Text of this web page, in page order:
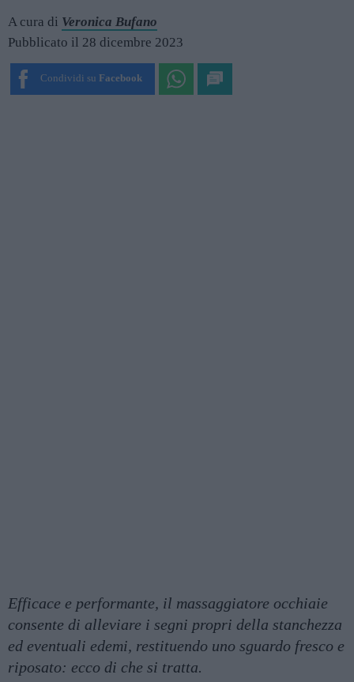
A cura di Veronica Bufano
Pubblicato il 28 dicembre 2023
Condividi su Facebook
Efficace e performante, il massaggiatore occhiaie
consente di alleviare i segni propri della stanchezza
ed eventuali edemi, restituendo uno sguardo fresco e
riposato: ecco di che si tratta.